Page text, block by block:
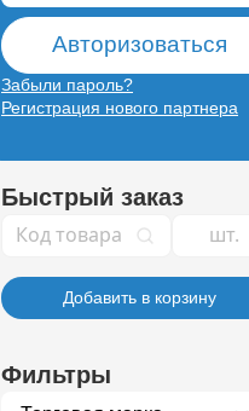
Авторизоваться
Забыли пароль?
Регистрация нового партнера
Быстрый заказ
Код товара
Добавить в корзину
Фильтры